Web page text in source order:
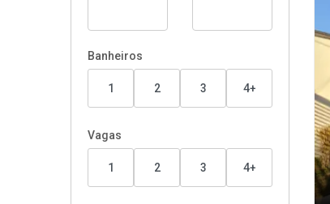
Banheiros
1 2 3 4+
Vagas
1 2 3 4+